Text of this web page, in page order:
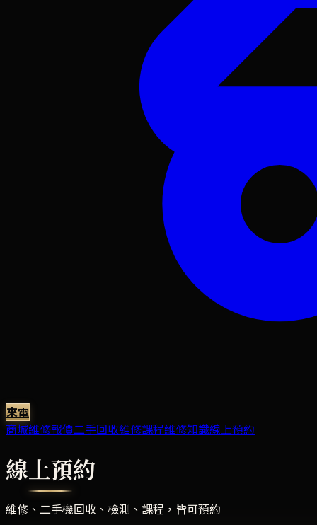
來電
商城維修報價二手回收維修課程維修知識線上預約
線上預約
維修、二手機回收、檢測、課程，皆可預約